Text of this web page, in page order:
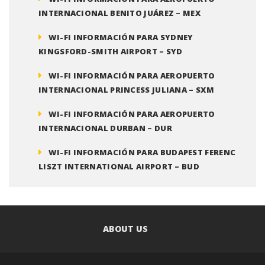
INTERNACIONAL BENITO JUÁREZ – MEX
WI-FI INFORMACIÓN PARA SYDNEY
KINGSFORD-SMITH AIRPORT – SYD
WI-FI INFORMACIÓN PARA AEROPUERTO
INTERNACIONAL PRINCESS JULIANA – SXM
WI-FI INFORMACIÓN PARA AEROPUERTO
INTERNACIONAL DURBAN – DUR
WI-FI INFORMACIÓN PARA BUDAPEST FERENC
LISZT INTERNATIONAL AIRPORT – BUD
ABOUT US